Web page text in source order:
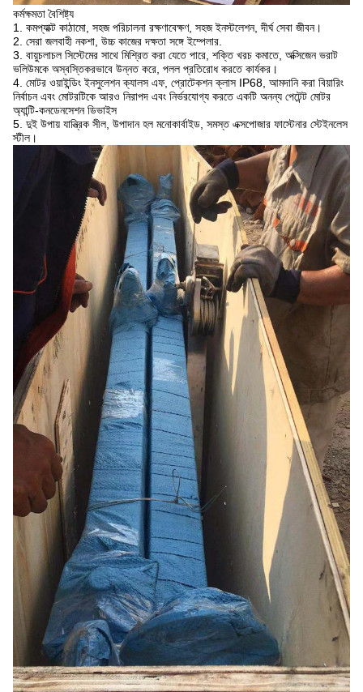
কর্মক্ষমতা বৈশিষ্ট্য
1. কমপ্যাক্ট কাঠামো, সহজ পরিচালনা রক্ষণাবেক্ষণ, সহজ ইনস্টলেশন, দীর্ঘ সেবা জীবন।
2. সেরা জলবাহী নকশা, উচ্চ কাজের দক্ষতা সঙ্গে ইম্পেলার.
3. বায়ুচলাচল সিস্টেমের সাথে মিশ্রিত করা যেতে পারে, শক্তি খরচ কমাতে, অক্সিজেন ভরাট
ভলিউমকে অস্বস্তিকরভাবে উন্নত করে, পলল প্রতিরোধ করতে কার্যকর।
4. মোটর ওয়াইন্ডিং ইনসুলেশন ক্যালস এফ, প্রোটেকশন ক্লাস IP68, আমদানি করা বিয়ারিং
নির্বাচন এবং মোটরটিকে আরও নিরাপদ এবং নির্ভরযোগ্য করতে একটি অনন্য পেটেন্ট মোটর
অ্যান্টি-কনডেনসেশন ডিভাইস
5. দুই উপায় যান্ত্রিক সীল, উপাদান হল মনোকার্বাইড, সমস্ত এক্সপোজার ফাস্টেনার স্টেইনলেস
স্টীল।